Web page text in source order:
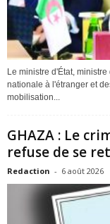
Le ministre d'État,
nationale à l'étranger et
mobilisation...
GHAZA : Le
refuse de se
Redaction - 6 août 2026